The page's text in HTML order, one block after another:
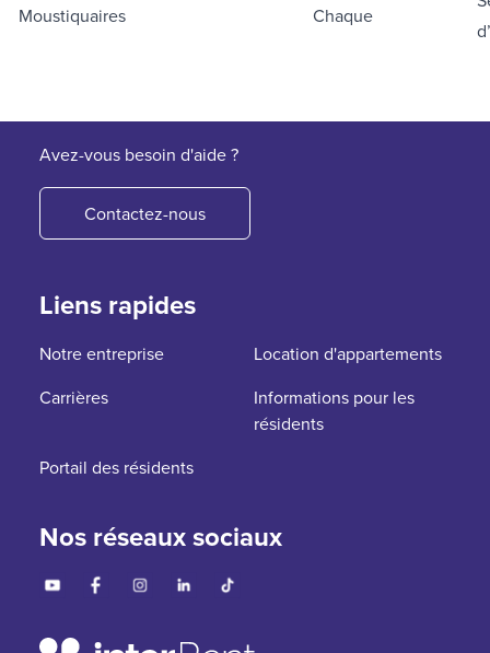
Moustiquaires
Chaque
Avez-vous besoin d'aide ?
Contactez-nous
Liens rapides
Notre entreprise
Location d'appartements
Carrières
Informations pour les
résidents
Portail des résidents
Nos réseaux sociaux